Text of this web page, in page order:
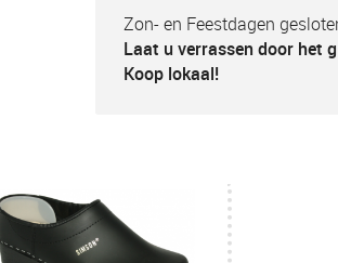
Zon- en Feestdagen
Laat u verrassen door het
Koop lokaal!